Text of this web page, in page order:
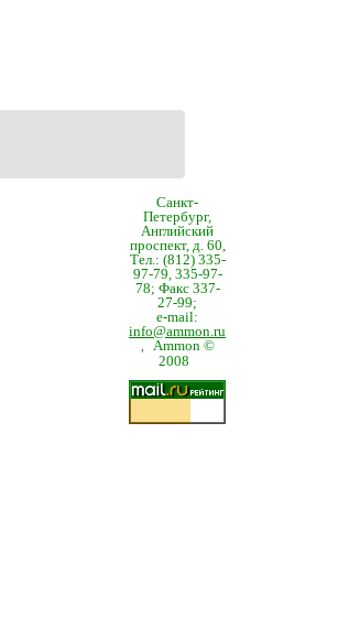
Санкт-
Петербург,
Английский
проспект, д. 60,
Тел.: (812) 335-
97-79, 335-97-
78; Факс 337-
27-99;
e-mail:
info@ammon.ru
Ammon ©
2008